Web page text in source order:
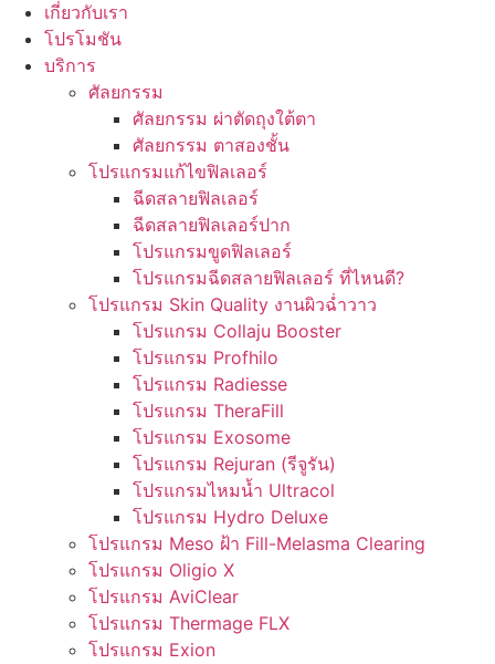
เกี่ยวกับเรา
โปรโมชัน
บริการ
ศัลยกรรม
ศัลยกรรม ผ่าตัดถุงใต้ตา
ศัลยกรรม ตาสองชั้น
โปรแกรมแก้ไขฟิลเลอร์
ฉีดสลายฟิลเลอร์
ฉีดสลายฟิลเลอร์ปาก
โปรแกรมขูดฟิลเลอร์
โปรแกรมฉีดสลายฟิลเลอร์ ที่ไหนดี?
โปรแกรม Skin Quality งานผิวฉ่ำวาว
โปรแกรม Collaju Booster
โปรแกรม Profhilo
โปรแกรม Radiesse
โปรแกรม TheraFill
โปรแกรม Exosome
โปรแกรม Rejuran (รีจูรัน)
โปรแกรมไหมน้ำ Ultracol
โปรแกรม Hydro Deluxe
โปรแกรม Meso ฝ้า Fill-Melasma Clearing
โปรแกรม Oligio X
โปรแกรม AviClear
โปรแกรม Thermage FLX
โปรแกรม Exion